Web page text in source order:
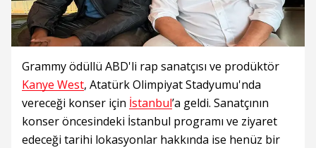
Grammy ödüllü ABD'li rap sanatçısı ve prodüktör
Kanye West, Atatürk Olimpiyat Stadyumu'nda
vereceği konser için İstanbul’a geldi. Sanatçının
konser öncesindeki İstanbul programı ve ziyaret
edeceği tarihi lokasyonlar hakkında ise henüz bir